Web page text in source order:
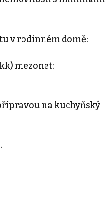
v rodinném domě:
mezonet:
na kuchyňský